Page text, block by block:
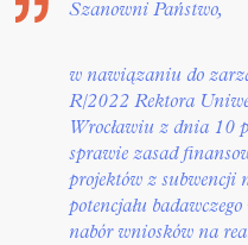
Szanowni Państwo,
w nawiązaniu do
R/2022 Rektora
Wrocławiu z dnia 10
sprawie zasad
projektów z
potencjału
nabór wniosków na